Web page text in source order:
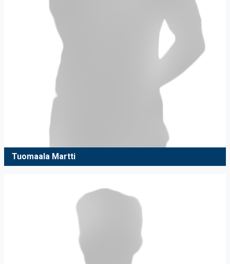
Tuomaala Martti